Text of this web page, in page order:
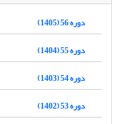
دوره 56 (1405)
دوره 55 (1404)
دوره 54 (1403)
دوره 53 (1402)